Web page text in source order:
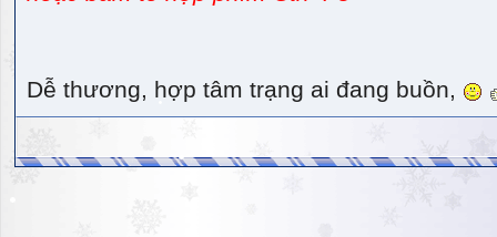
Dễ thương, hợp tâm trạng ai đang buồn,